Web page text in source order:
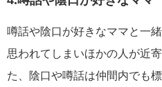
噂話や陰口が好きなママと一
思われてしまいほかの人が近
た、陰口や噂話は仲間内でも